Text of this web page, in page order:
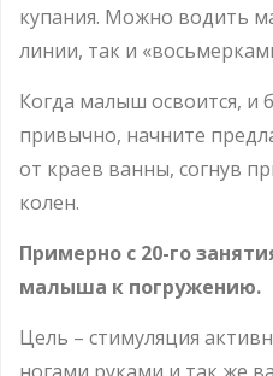
купания. Можно водить
линии, так и
Когда малыш освоится, и
привычно, начните
от краев ванны, согнув
колен.
Примерно с 20-го
малыша к погружению.
Цель – стимуляция